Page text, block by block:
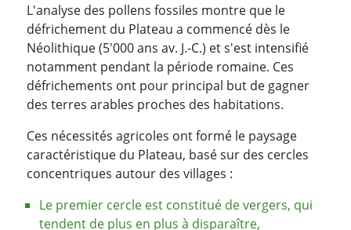
L'analyse des pollens fossiles montre que le
défrichement du Plateau a commencé dès le
Néolithique (5'000 ans av. J.-C.) et s'est intensifié
notamment pendant la période romaine. Ces
défrichements ont pour principal but de gagner
des terres arables proches des habitations.
Ces nécessités agricoles ont formé le paysage
caractéristique du Plateau, basé sur des cercles
concentriques autour des villages :
Le premier cercle est constitué de vergers, qui
tendent de plus en plus à disparaître,